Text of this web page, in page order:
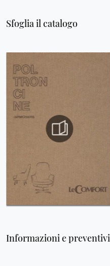
Sfoglia il catalogo
Informazioni e preventivi